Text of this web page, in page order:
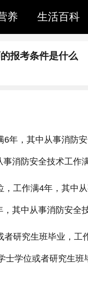
养 生活百科
报考条件是什么
年，其中从事消防
消防安全技术工作满
工作满4年，其中
其中从事消防安全
研究生班毕业，工
学位或者研究生